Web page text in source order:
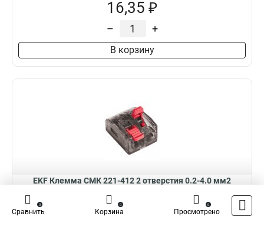
16,35 ₽
– +
В корзину
EKF Клемма СМК 221-412 2 отверстия 0.2-4.0 мм2
Клемма СМК 221-412 2 отверстия 0.2-4.0 мм2 (100шт.) EKF
PROxima
Сравнить
0
Корзина
0
Просмотрено
0